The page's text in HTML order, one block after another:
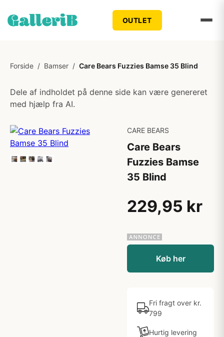
OUTLET
Forside / Bamser / Care Bears Fuzzies Bamse 35 Blind
Dele af indholdet på denne side kan være genereret
med hjælp fra AI.
CARE BEARS
Care Bears
Fuzzies Bamse
35 Blind
229,95 kr
Køb her
Fri fragt over kr.
799
Hurtig levering